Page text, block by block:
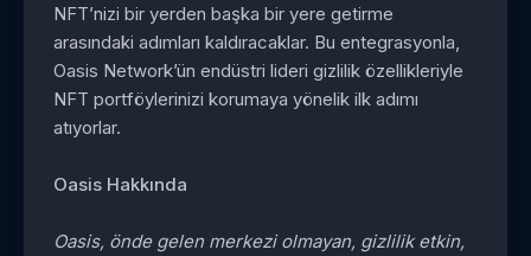
NFT’nizi bir yerden başka bir yere getirme
arasındaki adımları kaldıracaklar. Bu entegrasyonla,
Oasis Network’ün endüstri lideri gizlilik özellikleriyle
NFT portföylerinizi korumaya yönelik ilk adımı
atıyorlar.
Oasis Hakkında
Oasis, önde gelen merkezi olmayan, gizlilik etkin,